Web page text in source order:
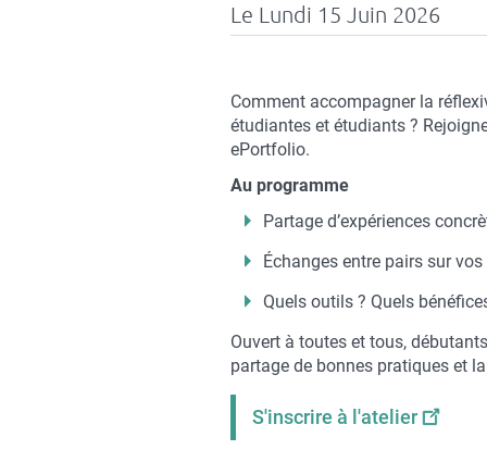
Le Lundi 15 Juin 2026
Contenu
sous
forme
paragraphes
Comment accompagner la
étudiantes et étudiants ?
ePortfolio.
Au programme
Partage d’expériences
Échanges entre pairs sur
Quels outils ? Quels
Ouvert à toutes et tous,
partage de bonnes pratiques et
S'inscrire à l'atelier